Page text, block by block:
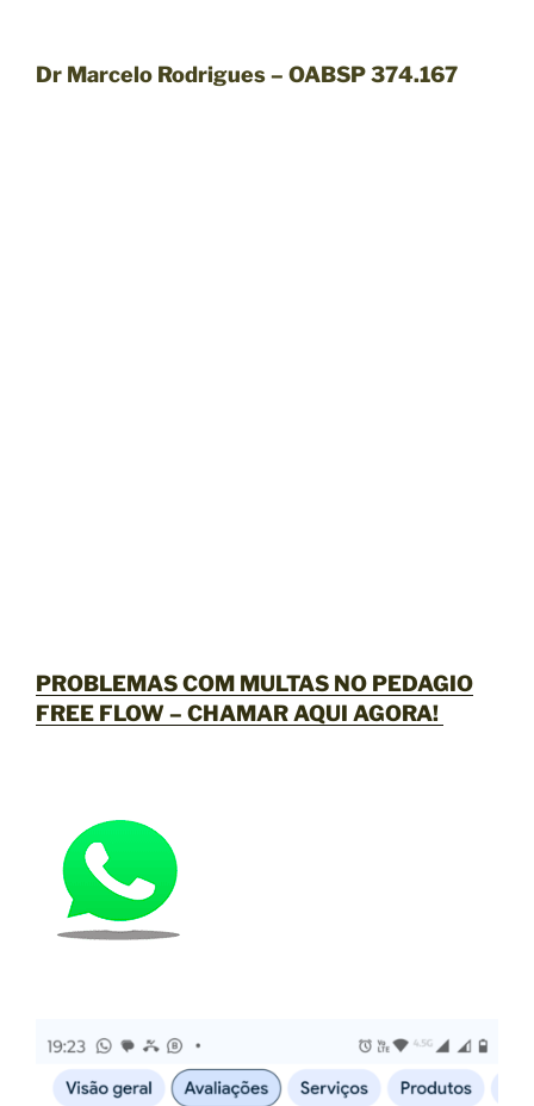
Dr Marcelo Rodrigues – OABSP 374.167
PROBLEMAS COM MULTAS NO PEDAGIO
FREE FLOW – CHAMAR AQUI AGORA!